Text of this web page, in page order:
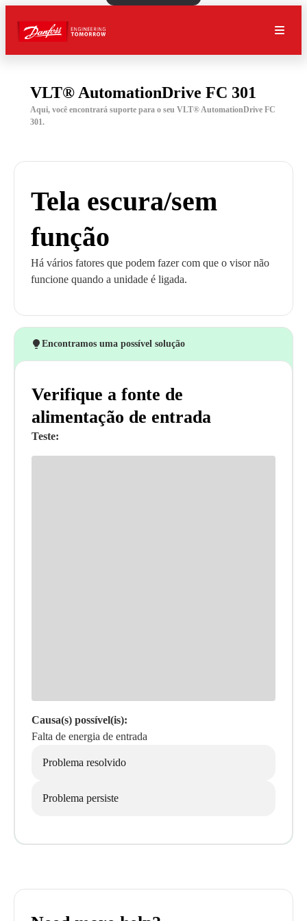
VLT® AutomationDrive FC 301
Aqui, você encontrará suporte para o seu VLT® AutomationDrive FC
301.
Tela escura/sem
função
Há vários fatores que podem fazer com que o visor não
funcione quando a unidade é ligada.
Encontramos uma possível solução
Verifique a fonte de
alimentação de entrada
Teste:
Causa(s) possível(is):
Falta de energia de entrada
Problema resolvido
Problema persiste